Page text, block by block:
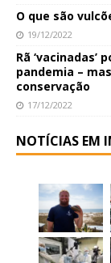
O que são
19/12/2022
Rã
pandemia –
conservação
17/12/2022
NOTÍCIAS EM